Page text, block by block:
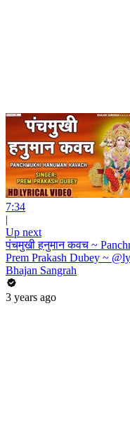
7:34
|
Up next
पंचमुखी हनुमान कवच ~
Prem Prakash Dubey ~
Bhajan Sangrah
3 years ago